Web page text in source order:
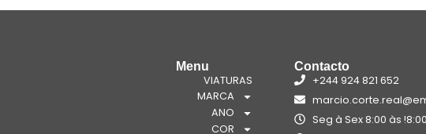
Menu
VIATURAS
MARCA
ANO
COR
Contacto
+244 924 821 652
Seg à Sex 8:00 às !8:00